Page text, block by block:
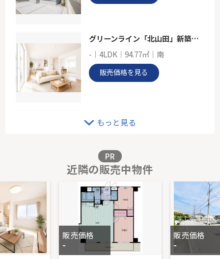
神奈川県川崎市川崎区昭和２丁目
グリーンライン「北山田」新築戸建て
-｜4LDK｜94.77㎡｜南
販売価格を見る
販売価格を見る
-｜3DK｜62.92㎡｜-
販売価格を見る
もっと見る
PR
近隣の販売中物件
販売価格
-
販売価格
-